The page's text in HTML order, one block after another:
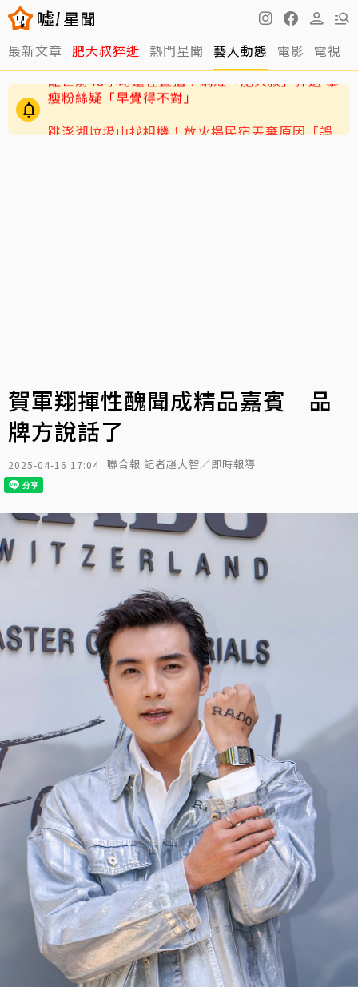
最新文章 肥大叔猝逝 熱門星聞 藝人動態 電影 電視
跳澎湖垃圾山找相機！放火揭民宿丟棄原因「誤
賀軍翔揮性醜聞成精品嘉賓 品
牌方說話了
2025-04-16 17:04 聯合報 記者趙大智／即時報導